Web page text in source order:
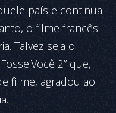
país e continua
o filme francês
Talvez seja o
Você 2” que,
filme, agradou ao